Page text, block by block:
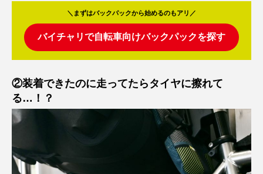
＼まずはバックパックから始めるのもアリ／
バイチャリで自転車向けバックパックを探す
②装着できたのに走ってたらタイヤに擦れて
る…！？